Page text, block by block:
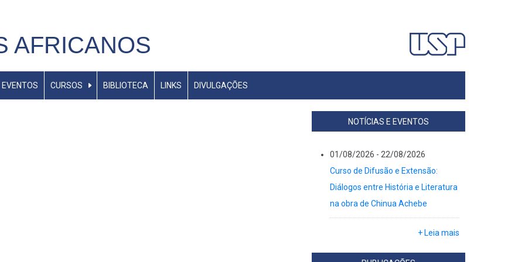
AFRICANOS
EVENTOS CURSOS BIBLIOTECA LINKS DIVULGAÇÕES
NOTÍCIAS E EVENTOS
01/08/2026 - 22/08/2026
Curso de Difusão e Extensão:
Diálogos entre História e Literatura
na obra de Chinua Achebe
+ Leia mais